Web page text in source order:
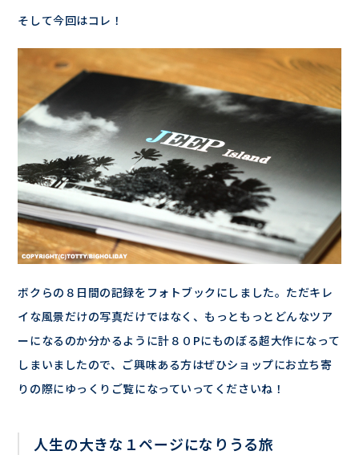
そして今回はコレ！
ボクらの８日間の記録をフォトブックにしました。ただキレ
イな風景だけの写真だけではなく、もっともっとどんなツア
ーになるのか分かるように計８０Pにものぼる超大作になって
しまいましたので、ご興味ある方はぜひショップにお立ち寄
りの際にゆっくりご覧になっていってくださいね！
人生の大きな１ページになりうる旅